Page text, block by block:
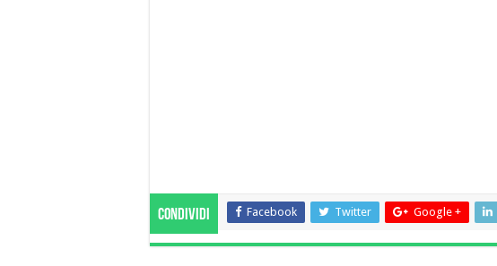
Condividi Facebook Twitter Google +